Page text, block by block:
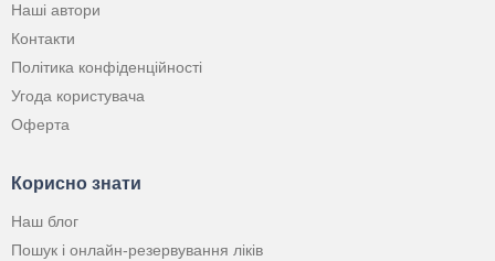
Наші автори
Контакти
Політика конфіденційності
Угода користувача
Оферта
Корисно знати
Наш блог
Пошук і онлайн-резервування ліків